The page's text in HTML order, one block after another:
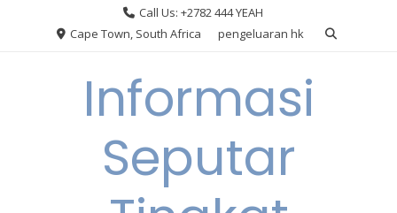
Call Us: +2782 444 YEAH
Cape Town, South Africa
pengeluaran hk
Informasi
Seputar